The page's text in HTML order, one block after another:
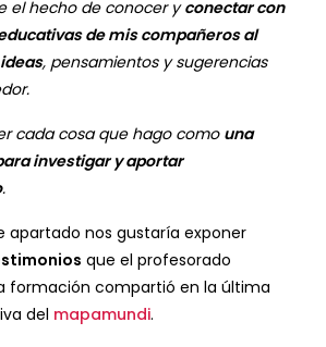
el hecho de conocer yconectar con
de mis compañeros al
, pensamientos y sugerencias
cada cosa que hago como una
investigar y aportar
.
apartado nos gustaría exponer
que el profesorado
formación compartió en la última
del mapamundi.